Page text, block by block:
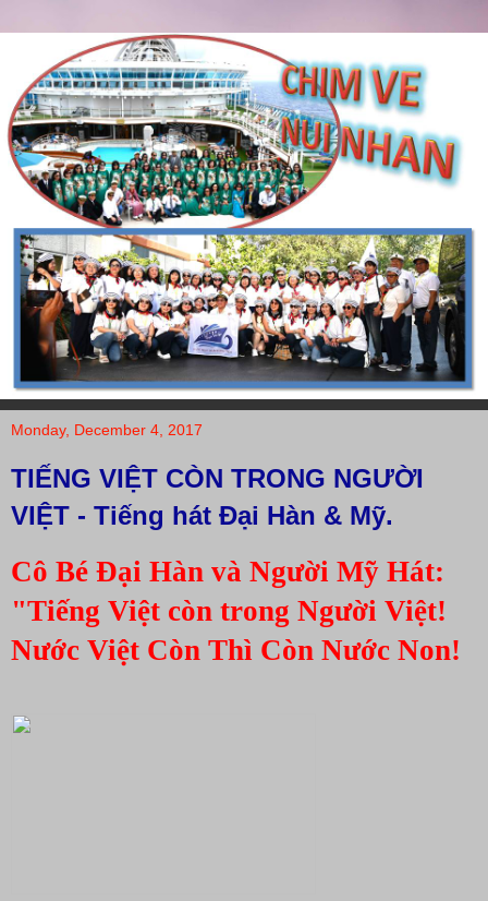
Monday, December 4, 2017
TIẾNG VIỆT CÒN TRONG NGƯỜI
VIỆT - Tiếng hát Đại Hàn & Mỹ.
Cô Bé Đại Hàn và Người Mỹ Hát:
"Tiếng Việt còn trong Người Việt!
Nước Việt Còn Thì Còn Nước Non!